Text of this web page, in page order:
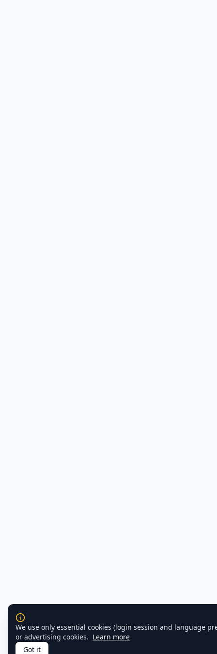
We use only essential cookies (login session and language
or advertising cookies. Learn more
Got it